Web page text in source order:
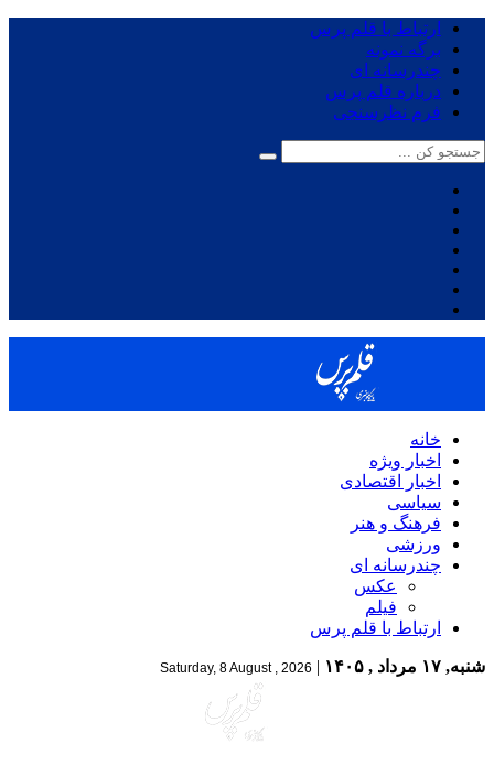
ارتباط با قلم پرس
برگه نمونه
چندرسانه ای
درباره قلم پرس
فرم نظرسنجی
خانه
اخبار ویژه
اخبار اقتصادی
سیاسی
فرهنگ و هنر
ورزشی
چندرسانه ای
عکس
فیلم
ارتباط با قلم پرس
شنبه, ۱۷ مرداد , ۱۴۰۵ |
Saturday, 8 August , 2026